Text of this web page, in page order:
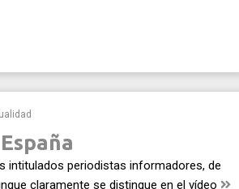
intitulados periodistas informadores, de
claramente se distingue en el vídeo